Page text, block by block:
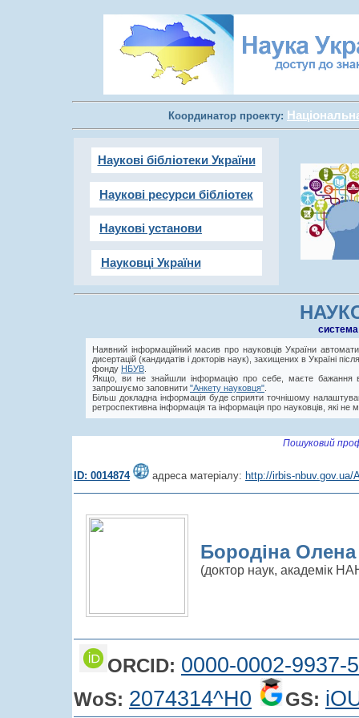
Координатор проекту:
Наукові бібліотеки України
Наукові ресурси бібліотек
Наукові установи
Науковці України
cистема
Наявний інформаційний масив про науковців України
дисертацій (кандидатів і докторів наук), захищених в Україні
фонду НБУВ
Якщо, ви не знайшли інформацію про себе, маєте бажання
запрошуємо заповнити "Анкету науковця"
Більш докладна інформація буде сприяти точнішому
ретроспективна інформація та інформація про науковців, які не
Пошуковий
ID: 0014874 адреса матеріалу: http://irbis-nbuv.gov.ua/
Бородіна
(доктор наук, академік
ORCID: 0000-0002-9937-
WoS: 2074314^H0 GS: